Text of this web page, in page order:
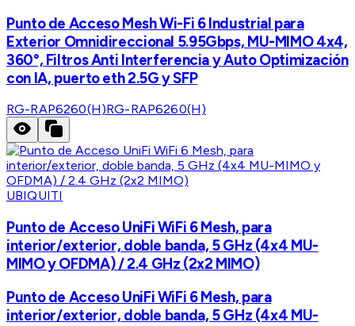
Punto de Acceso Mesh Wi-Fi 6 Industrial para
Exterior Omnidireccional 5.95Gbps, MU-MIMO 4x4,
360°, Filtros Anti Interferencia y Auto Optimización
con IA, puerto eth 2.5G y SFP
RG-RAP6260(H)RG-RAP6260(H)
UBIQUITI
Punto de Acceso UniFi WiFi 6 Mesh, para
interior/exterior, doble banda, 5 GHz (4x4 MU-
MIMO y OFDMA) / 2.4 GHz (2x2 MIMO)
Punto de Acceso UniFi WiFi 6 Mesh, para
interior/exterior, doble banda, 5 GHz (4x4 MU-